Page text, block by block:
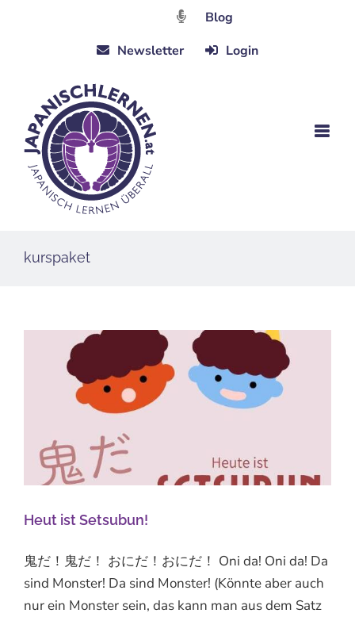
Blog
Newsletter
Login
kurspaket
Heut ist Setsubun!
鬼だ！鬼だ！ おにだ！おにだ！ Oni da! Oni da! Da
sind Monster! Da sind Monster! (Könnte aber auch
nur ein Monster sein, das kann man aus dem Satz